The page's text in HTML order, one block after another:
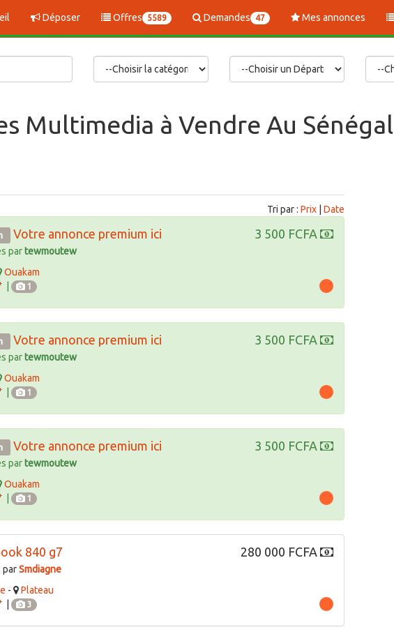
Déposer Offres 5589 Demandes 47 Mes annonces
Multimedia à Vendre Au Sénégal
Tri par : Prix Date
Votre annonce premium ici 3 500 FCFA
partewmoutew
Ouakam
1
Votre annonce premium ici 3 500 FCFA
partewmoutew
Ouakam
1
Votre annonce premium ici 3 500 FCFA
partewmoutew
Ouakam
1
840 g7 280 000 FCFA
parSmdiagne
-
Plateau
3